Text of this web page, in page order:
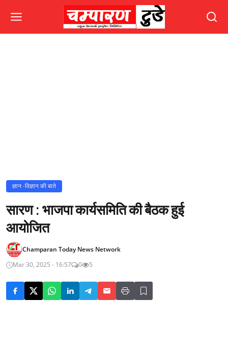
ज्ञान -विज्ञान की बाते
सारण : भाजपा कार्यसमिति की बैठक हुई
आयोजित
Champaran Today News Network
Mar 30, 2025 - 16:57
0 5